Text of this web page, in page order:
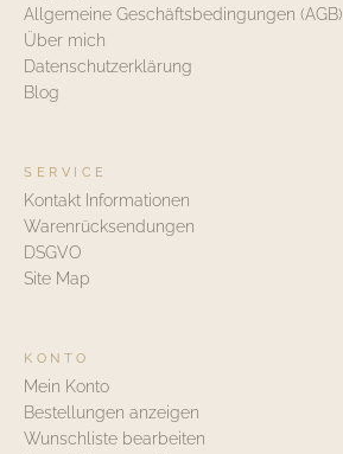
Allgemeine Geschäftsbedingungen (AGB)
Über mich
Datenschutzerklärung
Blog
SERVICE
Kontakt Informationen
Warenrücksendungen
DSGVO
Site Map
KONTO
Mein Konto
Bestellungen anzeigen
Wunschliste bearbeiten